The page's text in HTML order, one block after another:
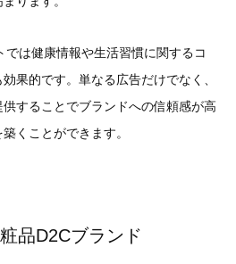
では健康情報や生活習慣に関するコ
果的です。単なる広告だけでなく、
することでブランドへの信頼感が高
くことができます。
品D2Cブランド